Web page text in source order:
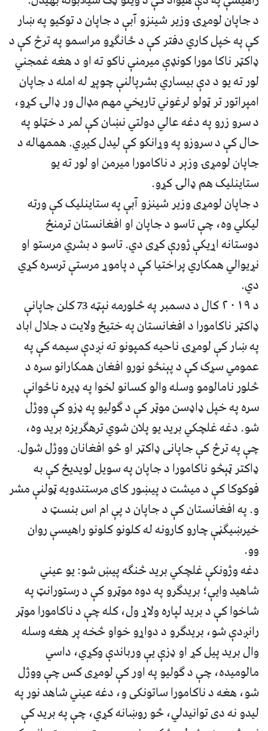
د جاپان لومړۍ وزیر شینزو آبې د جاپان د توکیو په ښار
کې په خپل کاري دفتر کې د ځانګړو مراسمو په ترڅ کې د
ډاکټر ناکا مورا کونډې میرمنې ناکو ته او د هغه غمجني
لور ته یو د دې بیساري بشرپالنې چوپړ له امله د جاپان
امپراتور تر ټولو لرغوني تاریخي مهم مډال ور ډالۍ کړو،
د سرو زرو په دغه عالي دولتي نښان کې لمر د خټلو په
حال کې د سروزو په وړانکو کې لیدل کیږي‌. هممهاله د
جاپان لومړۍ وزېر د ناکامورا میرمن او لور ته یو
ستاینلیک هم ډالۍ کړو.
د جاپان لومړی وزیر شینزو آبې په ستاینلیک کې ورته
لیکلي وه، چې تاسو د جاپان او افغانستان ترمنځ
دوستانه اړیکې ژورې کړی دي. تاسو د بشري مرستو او
نړیوالي همکاري پراختیا کې د پاموړ مرستې ترسره کړي
دي.
د ۲۰۱۹ کال د دسمبر په څلورمه نېټه 73 کلن جاپانې
ډاکټر ناکامورا د افغانستان په ختیځ ولایت د جلال اباد
په ښار کې لومړۍ ناحیه کمپونو ته نږدې سیمه کې په
عمومي سړک کې د پېنځو نورو افغان همکارانو سره د
څلور نامالومو وسله والو کسانو لخوا په ډیره ناځوانې
سره په خپل ډاډسن موټر کې د ګولیو په ډزو کې ووژل
شو. دغه غلچکي برید یو پلان شوي ترهګریزه برید وه،
چې په ترڅ کې جاپانی ډاکټر او څو افغانان ووژل شول.
ډاکتر ټېڅو ناکامورا د جاپان په سویل لویديځ کې به
فوکوکا کې د میشت د پیښور کای مرستندویه ټولنې مشر
و. په افغانستان کې د جاپان د پې ام اس بنسټ د
خیرښیګڼې چارو کارونه له کلونو کلونو راهیسې روان
وو.
دغه وژونکې غلچکي برید څنګه پیښ شو: یو عیني
شاهید وایې؛ بریدګرو په دوه موټرو کې د رستورانټ په
شاخوا کې د برید لپاره ولاړ ول، کله چې د ناکامورا موټر
رانږدې شو، بریدګرو د دواړو خواو څخه پر هغه وسله
وال برید پیل کړ او ډزې يې ورباندې وکړي، داسي
مالومیده، چې د ګولیو په اور کې لومړی کس چې ووژل
شو، هغه د ناکامورا ساتونکی و، دغه عیني شاهد نور په
لیدو نه دی توانیدلي، څو روښانه کړي، چې په برید کې